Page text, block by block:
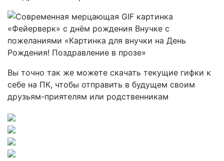
Вы точно так же можете скачать текущие гифки к
себе на ПК, чтобы отправить в будущем своим
друзьям-приятелям или родственникам